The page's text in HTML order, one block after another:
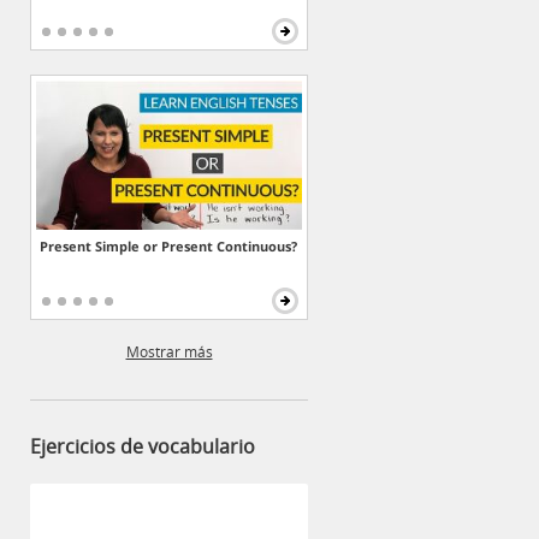
Present Simple or Present Continuous?
Mostrar más
Ejercicios de vocabulario